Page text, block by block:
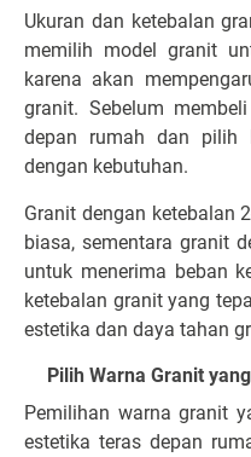
Ukuran dan ketebalan
memilih model granit
karena akan
granit. Sebelum
depan rumah dan pilih
dengan kebutuhan.
Granit dengan ketebalan
biasa, sementara granit
untuk menerima beban
ketebalan granit yang
estetika dan daya tahan
Pilih Warna Granit
Pemilihan warna granit
estetika teras depan